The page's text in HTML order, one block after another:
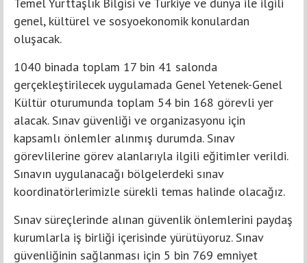
genel, kültürel ve sosyoekonomik konulardan
oluşacak.
1040 binada toplam 17 bin 41 salonda
gerçekleştirilecek uygulamada Genel Yetenek-Genel
Kültür oturumunda toplam 54 bin 168 görevli yer
alacak. Sınav güvenliği ve organizasyonu için
kapsamlı önlemler alınmış durumda. Sınav
görevlilerine görev alanlarıyla ilgili eğitimler verildi.
Sınavın uygulanacağı bölgelerdeki sınav
koordinatörlerimizle sürekli temas halinde olacağız.
Sınav süreçlerinde alınan güvenlik önlemlerini paydaş
kurumlarla iş birliği içerisinde yürütüyoruz. Sınav
güvenliğinin sağlanması için 5 bin 769 emniyet